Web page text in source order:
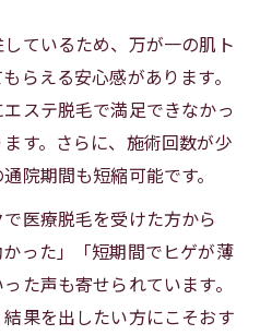
ているため、万が一の肌ト
らえる安心感があります。
ステ脱毛で満足できなかっ
す。さらに、施術回数が少
院期間も短縮可能です。
医療脱毛を受けた方から
った」「短期間でヒゲが薄
た声も寄せられています。
果を出したい方にこそおす